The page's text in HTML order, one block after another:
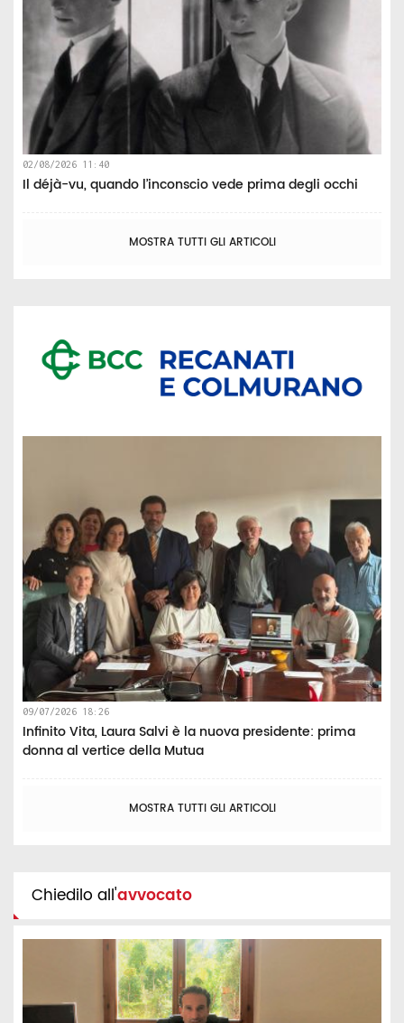
02/08/2026 11:40
Il déjà-vu, quando l’inconscio vede prima degli occhi
MOSTRA TUTTI GLI ARTICOLI
09/07/2026 18:26
Infinito Vita, Laura Salvi è la nuova presidente: prima
donna al vertice della Mutua
MOSTRA TUTTI GLI ARTICOLI
Chiedilo all'avvocato